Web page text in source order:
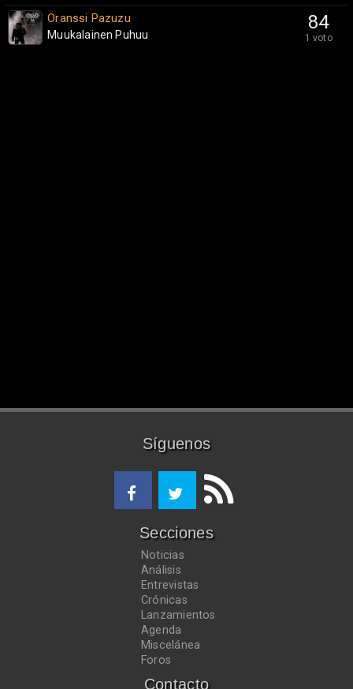
84
1 voto
Oranssi Pazuzu
Muukalainen Puhuu
Síguenos
Secciones
Noticias
Análisis
Entrevistas
Crónicas
Lanzamientos
Agenda
Miscelánea
Foros
Contacto